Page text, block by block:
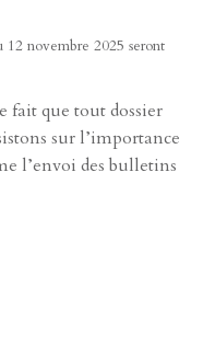
12 novembre 2025 seront
fait que tout dossier
sur l’importance
l’envoi des bulletins